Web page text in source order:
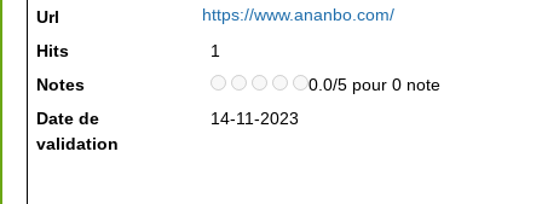
Url
https://www.ananbo.com/
Hits
1
Notes
0.0/5 pour 0 note
Date de
validation
14-11-2023